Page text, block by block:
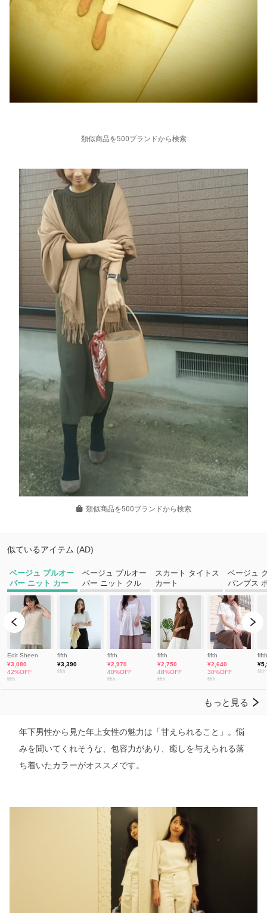
類似商品を500ブランドから検索
類似商品を500ブランドから検索
年下男性から見た年上女性の魅力は「甘えられること」。悩
みを聞いてくれそうな、包容力があり、癒しを与えられる落
ち着いたカラーがオススメです。